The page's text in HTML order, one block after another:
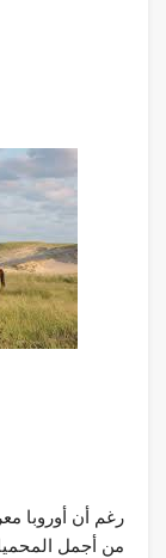
رغم أن أوروبا
من أجمل